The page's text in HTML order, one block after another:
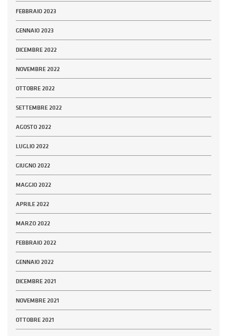
FEBBRAIO 2023
GENNAIO 2023
DICEMBRE 2022
NOVEMBRE 2022
OTTOBRE 2022
SETTEMBRE 2022
AGOSTO 2022
LUGLIO 2022
GIUGNO 2022
MAGGIO 2022
APRILE 2022
MARZO 2022
FEBBRAIO 2022
GENNAIO 2022
DICEMBRE 2021
NOVEMBRE 2021
OTTOBRE 2021